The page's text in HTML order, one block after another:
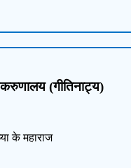
(गीतिनाट्य)
के महाराज